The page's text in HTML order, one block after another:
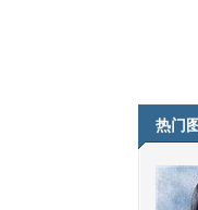
热门